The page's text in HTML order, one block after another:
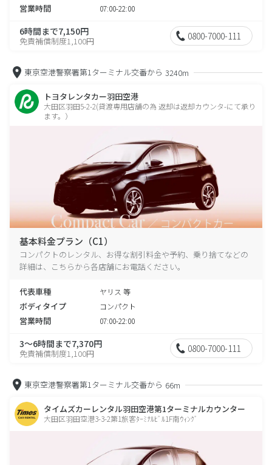
営業時間 07:00-22:00
6時間まで7,150円
免責補償制度1,100円 0800-7000-111
東京空港警察署第1ターミナル交番から 3240m
トヨタレンタカー羽田空港
大田区羽田5-2-2(貸渡専用店舗の為 返却は返却カウンタ-にて承り
ます。）
基本料金プラン（C1）
コンパクトのレンタル、お得な割引料金や予約、乗り捨てなどの
詳細は、こちらから各店舗にお電話ください。
代表車種 ヤリス 等
ボディタイプ コンパクト
営業時間 07:00-22:00
3～6時間まで7,370円
免責補償制度1,100円 0800-7000-111
東京空港警察署第1ターミナル交番から 66m
タイムズカーレンタル羽田空港第1ターミナルカウンター
大田区羽田空港3-3-2第1旅客ﾀｰﾐﾅﾙﾋﾞﾙ1F南ｳｨﾝｸﾞ